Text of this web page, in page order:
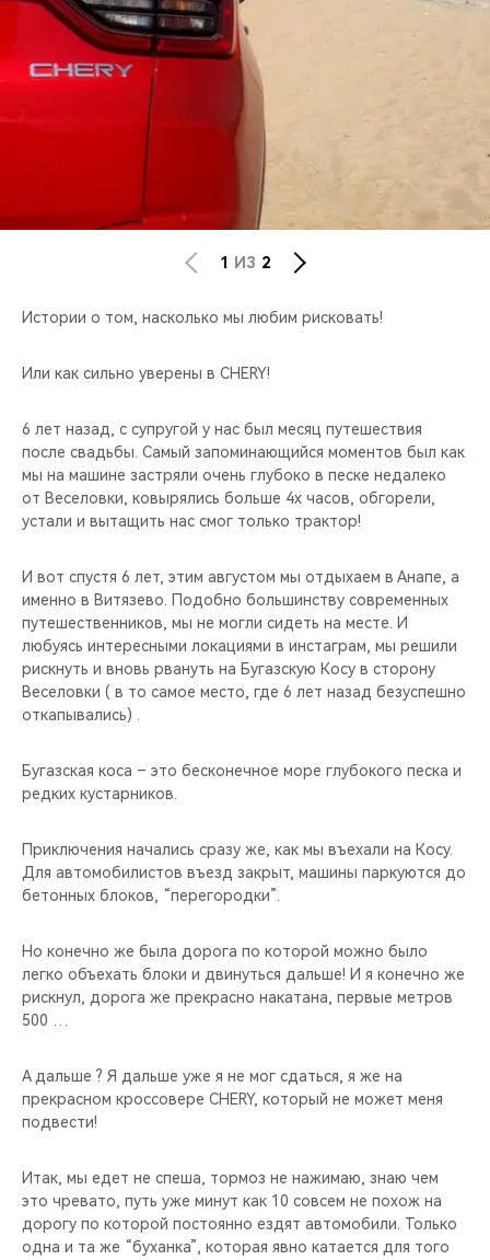
CHERY И СПОРТ
CHERY ДЛЯ ДЕТЕЙ
1 ИЗ 2
Истории о том, насколько мы любим рисковать!
Или как сильно уверены в CHERY!
6 лет назад, с супругой у нас был месяц путешествия
после свадьбы. Самый запоминающийся моментов был как
мы на машине застряли очень глубоко в песке недалеко
от Веселовки, ковырялись больше 4х часов, обгорели,
устали и вытащить нас смог только трактор!
И вот спустя 6 лет, этим августом мы отдыхаем в Анапе, а
именно в Витязево. Подобно большинству современных
путешественников, мы не могли сидеть на месте. И
любуясь интересными локациями в инстаграм, мы решили
рискнуть и вновь рвануть на Бугазскую Косу в сторону
Веселовки ( в то самое место, где 6 лет назад безуспешно
откапывались) .
Бугазская коса – это бесконечное море глубокого песка и
редких кустарников.
Приключения начались сразу же, как мы въехали на Косу.
Для автомобилистов въезд закрыт, машины паркуются до
бетонных блоков, “перегородки”.
Но конечно же была дорога по которой можно было
легко объехать блоки и двинуться дальше! И я конечно же
рискнул, дорога же прекрасно накатана, первые метров
500 …
А дальше ? Я дальше уже я не мог сдаться, я же на
прекрасном кроссовере CHERY, который не может меня
подвести!
Итак, мы едет не спеша, тормоз не нажимаю, знаю чем
это чревато, путь уже минут как 10 совсем не похож на
дорогу по которой постоянно ездят автомобили. Только
одна и та же “буханка”, которая явно катается для того